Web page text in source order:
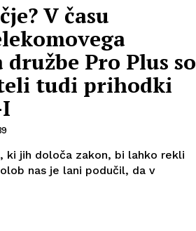
V času
Pro Plus so
tudi prihodki
ki jih določa zakon, bi lahko rekli
nas je lani podučil, da v